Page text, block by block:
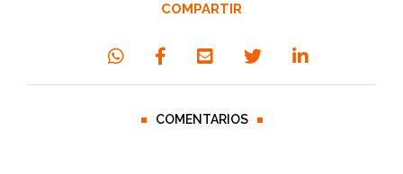
COMPARTIR
COMENTARIOS